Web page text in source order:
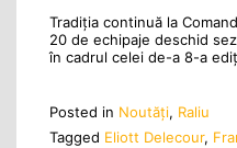
Tradiția continuă la
20 de echipaje deschid
în cadrul celei de-a 8-a
Posted in Noutăţi, Raliu
Tagged Eliott Delecour,